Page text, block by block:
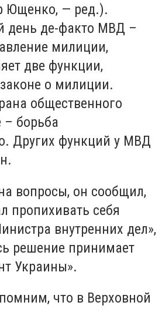
Ющенко, — ред.).
день де-факто МВД –
милиции,
две функции,
о милиции.
общественного
– борьба
Других функций у МВД
вопросы, он сообщил,
пропихивать себя
внутренних дел»,
решение принимает
Украины».
что в Верховной